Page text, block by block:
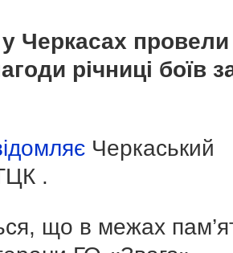
Черкасах провели
річниці боїв
Черкаський
.
що в межах